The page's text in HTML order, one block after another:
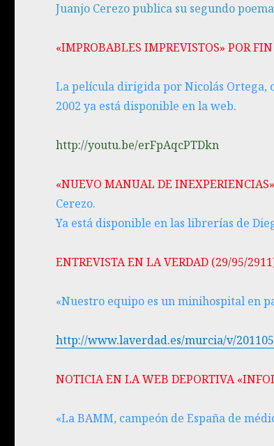
Juanjo Cerezo publica su segundo
«IMPROBABLES IMPREVISTOS» POR
La película dirigida por Nicolás Ortega,
2002 ya está disponible en la web.
http://youtu.be/erFpAqcPTDkn
«NUEVO MANUAL DE INEXPERIENCIAS»
Cerezo.
Ya está disponible en las librerías de
ENTREVISTA EN LA VERDAD (29/95/
«Nuestro equipo es un minihospital en
http://www.laverdad.es/murcia/v/
NOTICIA EN LA WEB DEPORTIVA
«La BAMM, campeón de España de